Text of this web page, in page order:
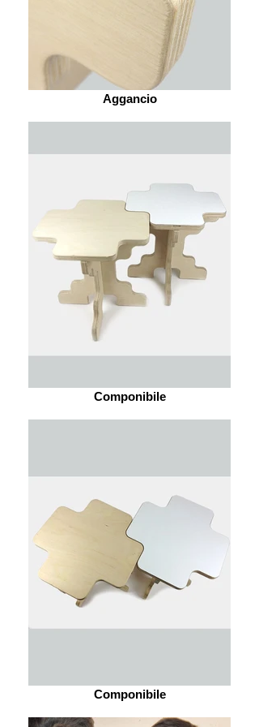
Aggancio
Componibile
Componibile